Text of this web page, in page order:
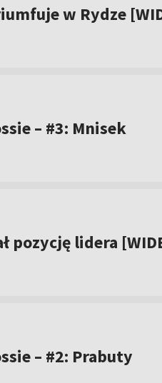
w Rydze
– #3: Mnisek
pozycję lidera
– #2: Prabuty